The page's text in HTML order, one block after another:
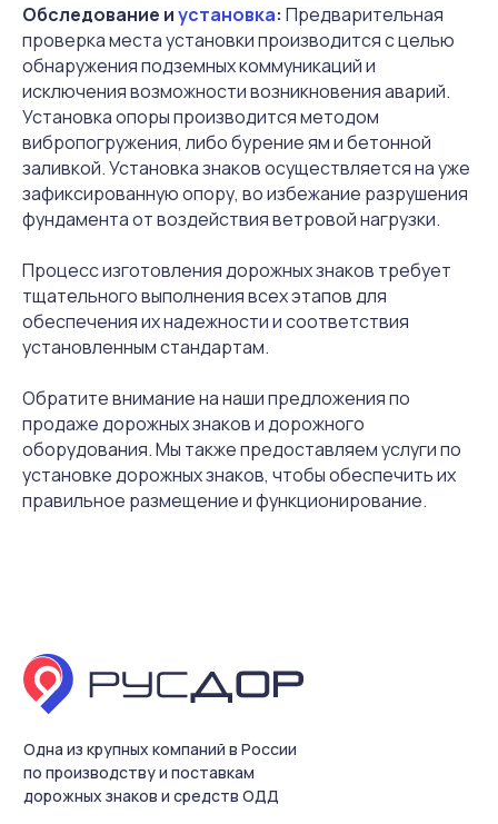
Обследование иустановка: Предварительная
проверка места установки производится с целью
обнаружения подземных коммуникаций и
исключения возможности возникновения аварий.
Установка опоры производится методом
вибропогружения, либо бурение ям и бетонной
заливкой. Установка знаков осуществляется на уже
зафиксированную опору, во избежание разрушения
фундамента от воздействия ветровой нагрузки.
Процесс изготовления дорожных знаков требует
тщательного выполнения всех этапов для
обеспечения их надежности и соответствия
установленным стандартам.
Обратите внимание на наши предложения по
продаже дорожных знаков и дорожного
оборудования. Мы также предоставляем услуги по
установке дорожных знаков, чтобы обеспечить их
правильное размещение и функционирование.